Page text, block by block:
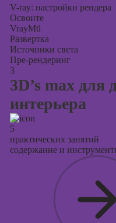
V-ray: настройки рендера
Освоите
VrayMtl
Развертка
Источники света
Пре-рендеринг
3
3D’s max для
интерьера
5
практических занятий
содержание и